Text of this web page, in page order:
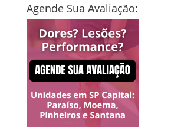
Agende Sua Avaliação: